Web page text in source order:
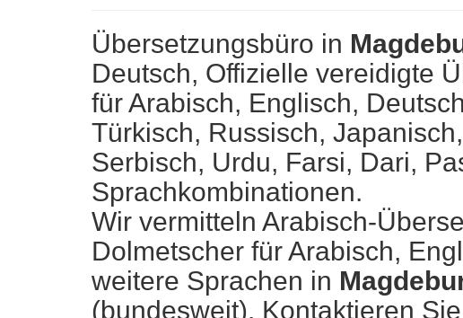
Übersetzungsbüro in
Deutsch, Offizielle vereidigte
für Arabisch, Englisch,
Türkisch, Russisch,
Serbisch, Urdu, Farsi, Dari,
Sprachkombinationen.
Wir vermitteln Arabisch-
Dolmetscher für Arabisch,
weitere Sprachen in
(bundesweit). Kontaktieren